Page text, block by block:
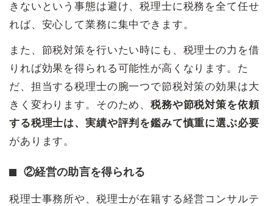
きないという事態は避け、税理士に税務を全て任せ
れば、安心して業務に集中できます。
また、節税対策を行いたい時にも、税理士の力を借
りれば効果を得られる可能性が高くなります。た
だ、担当する税理士の腕一つで節税対策の効果は大
きく変わります。そのため、税務や節税対策を依頼
する税理士は、実績や評判を鑑みて慎重に選ぶ必要
があります。
②経営の助言を得られる
税理士事務所や、税理士が在籍する経営コンサルテ